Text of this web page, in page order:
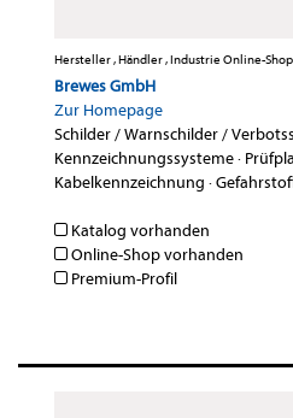
Hersteller , Händler , Industrie Online-
Brewes GmbH
Zur Homepage
Schilder / Warnschilder /
Kennzeichnungssysteme·
Kabelkennzeichnung ·
Katalog vorhanden
Online-Shop vorhanden
Premium-Profil